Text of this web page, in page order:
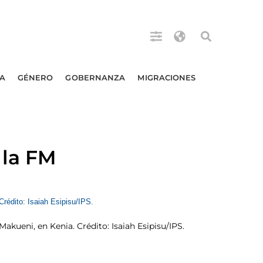
GÉNERO GOBERNANZA MIGRACIONES
FM
en Kenia. Crédito: Isaiah Esipisu/IPS.